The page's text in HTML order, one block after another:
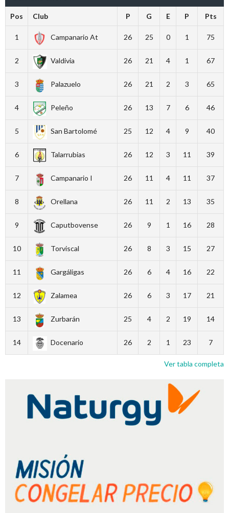
Pos Club P G E P Pts
1 Campanario At 26 25 0 1 75
2 Valdivia 26 21 4 1 67
3 Palazuelo 26 21 2 3 65
4 Peleño 26 13 7 6 46
5 San Bartolomé 25 12 4 9 40
6 Talarrubias 26 12 3 11 39
7 Campanario I 26 11 4 11 37
8 Orellana 26 11 2 13 35
9 Caputbovense 26 9 1 16 28
10 Torviscal 26 8 3 15 27
11 Gargáligas 26 6 4 16 22
12 Zalamea 26 6 3 17 21
13 Zurbarán 25 4 2 19 14
14 Docenario 26 2 1 23 7
Ver tabla completa